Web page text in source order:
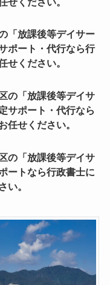
「放課後等デイサー
ポート・代行なら行
せください。
の「放課後等デイサ
サポート・代行なら
任せください。
の「放課後等デイサ
ートなら行政書士に
い。